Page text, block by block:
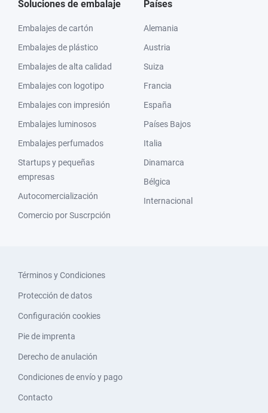
Soluciones de embalaje
Embalajes de cartón
Embalajes de plástico
Embalajes de alta calidad
Embalajes con logotipo
Embalajes con impresión
Embalajes luminosos
Embalajes perfumados
Startups y pequeñas
empresas
Autocomercialización
Comercio por Suscrpción
Países
Alemania
Austria
Suiza
Francia
España
Países Bajos
Italia
Dinamarca
Bélgica
Internacional
Términos y Condiciones
Protección de datos
Configuración cookies
Pie de imprenta
Derecho de anulación
Condiciones de envío y pago
Contacto